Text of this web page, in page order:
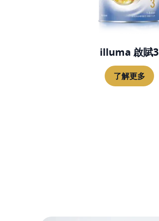
illuma 啟賦3
了解更多